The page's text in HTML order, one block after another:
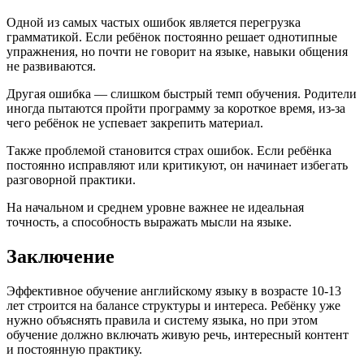
Одной из самых частых ошибок является перегрузка
грамматикой. Если ребёнок постоянно решает однотипные
упражнения, но почти не говорит на языке, навыки общения
не развиваются.
Другая ошибка — слишком быстрый темп обучения. Родители
иногда пытаются пройти программу за короткое время, из-за
чего ребёнок не успевает закрепить материал.
Также проблемой становится страх ошибок. Если ребёнка
постоянно исправляют или критикуют, он начинает избегать
разговорной практики.
На начальном и среднем уровне важнее не идеальная
точность, а способность выражать мысли на языке.
Заключение
Эффективное обучение английскому языку в возрасте 10-13
лет строится на балансе структуры и интереса. Ребёнку уже
нужно объяснять правила и систему языка, но при этом
обучение должно включать живую речь, интересный контент
и постоянную практику.